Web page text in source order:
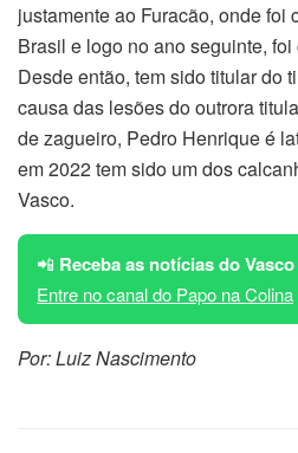
justamente ao Furacão, onde foi
Brasil e logo no ano seguinte,
Desde então, tem sido titular do
causa das lesões do outrora
de zagueiro, Pedro Henrique é
em 2022 tem sido um dos
Vasco.
📲 Receba as notícias do
Entre no canal do Papo na Colina
Por: Luiz Nascimento